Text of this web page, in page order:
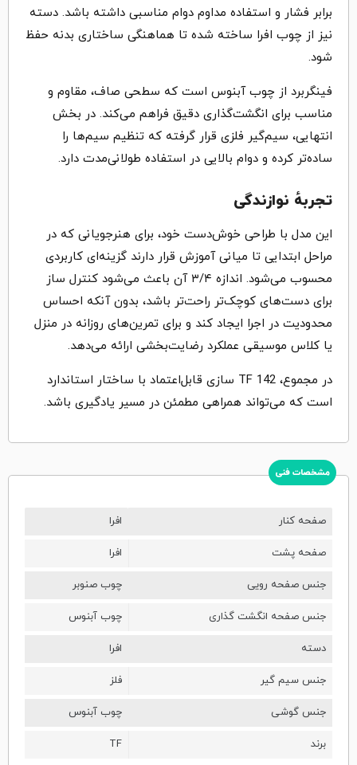
برابر فشار و استفاده مداوم دوام مناسبی داشته باشد. دسته
نیز از چوب افرا ساخته شده تا هماهنگی ساختاری بدنه حفظ
شود.
فینگربرد از چوب آبنوس است که سطحی صاف، مقاوم و
مناسب برای انگشت‌گذاری دقیق فراهم می‌کند. در بخش
انتهایی، سیم‌گیر فلزی قرار گرفته که تنظیم سیم‌ها را
ساده‌تر کرده و دوام بالایی در استفاده طولانی‌مدت دارد.
تجربهٔ نوازندگی
این مدل با طراحی خوش‌دست خود، برای هنرجویانی که در
مراحل ابتدایی تا میانی آموزش قرار دارند گزینه‌ای کاربردی
محسوب می‌شود. اندازه ۳/۴ آن باعث می‌شود کنترل ساز
برای دست‌های کوچک‌تر راحت‌تر باشد، بدون آنکه احساس
محدودیت در اجرا ایجاد کند و برای تمرین‌های روزانه در منزل
یا کلاس موسیقی عملکرد رضایت‌بخشی ارائه می‌دهد.
در مجموع، TF 142 سازی قابل‌اعتماد با ساختار استاندارد
است که می‌تواند همراهی مطمئن در مسیر یادگیری باشد.
مشخصات فنی
صفحه کنار افرا
صفحه پشت افرا
جنس صفحه رویی چوب صنوبر
جنس صفحه انگشت گذاری چوب آبنوس
دسته افرا
جنس سیم گیر فلز
جنس گوشی چوب آبنوس
برند TF